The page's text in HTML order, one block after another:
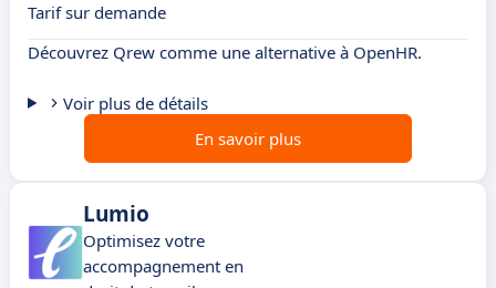
Tarif sur demande
Découvrez Qrew comme une alternative à OpenHR.
Voir plus de détails
En savoir plus
Lumio
Optimisez votre
accompagnement en